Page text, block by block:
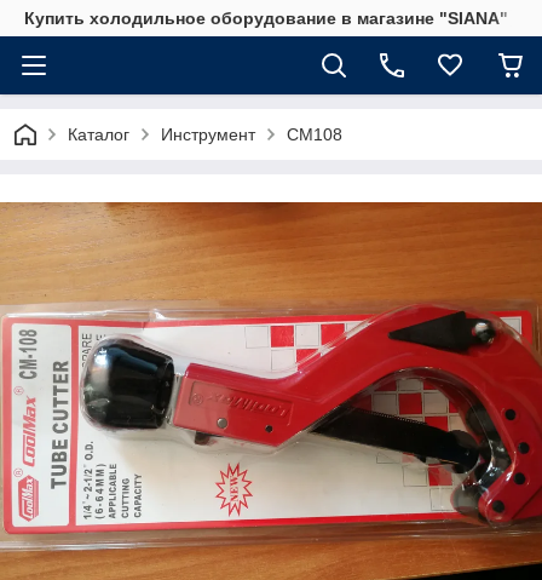
Купить холодильное оборудование в магазине "SIANA"
Каталог Инструмент CM108